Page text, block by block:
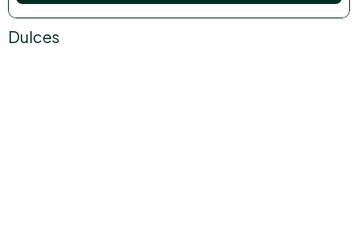
Dulces